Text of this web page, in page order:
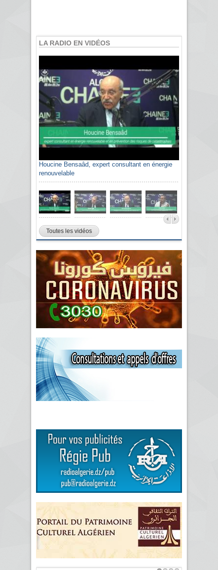
LA RADIO EN VIDÉOS
Houcine Bensaâd, expert consultant en énergie
renouvelable
Toutes les vidéos